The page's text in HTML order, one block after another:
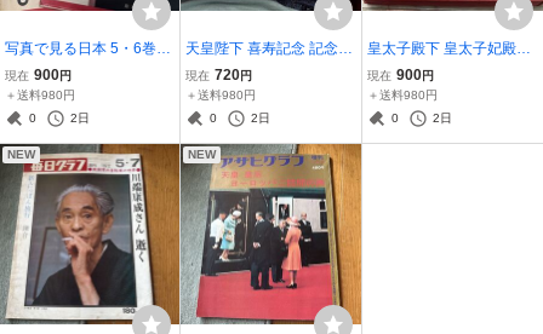
写真で見る日本 5・6巻セ
ット 日本文化出版社 昭和
レトロ 中部地方
現在 900円
＋送料980円
0
2日
天皇陛下 喜寿記念 記念誌
昭和53年発行
現在 720円
＋送料980円
0
2日
皇太子殿下 皇太子妃殿下
御結婚二十年 記念品 写
真集
現在 900円
＋送料980円
0
2日
NEW NEW